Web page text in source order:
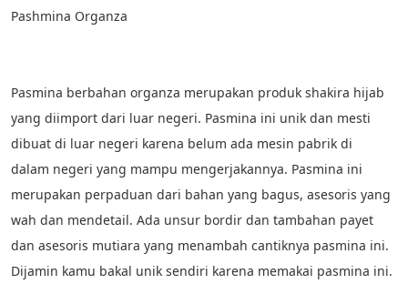
Pashmina Organza
Pasmina berbahan organza merupakan produk shakira hijab
yang diimport dari luar negeri. Pasmina ini unik dan mesti
dibuat di luar negeri karena belum ada mesin pabrik di
dalam negeri yang mampu mengerjakannya. Pasmina ini
merupakan perpaduan dari bahan yang bagus, asesoris yang
wah dan mendetail. Ada unsur bordir dan tambahan payet
dan asesoris mutiara yang menambah cantiknya pasmina ini.
Dijamin kamu bakal unik sendiri karena memakai pasmina ini.